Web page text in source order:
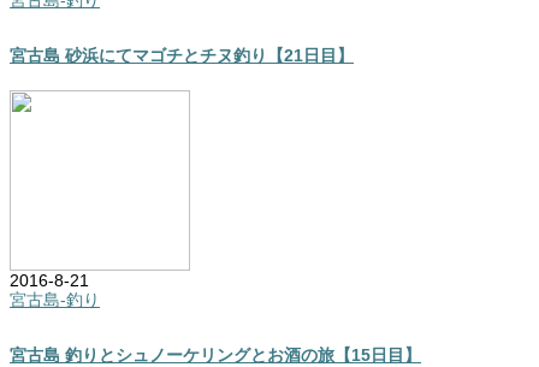
宮古島 砂浜にてマゴチとチヌ釣り【21日目】
2016-8-21
宮古島-釣り
宮古島 釣りとシュノーケリングとお酒の旅【15日目】